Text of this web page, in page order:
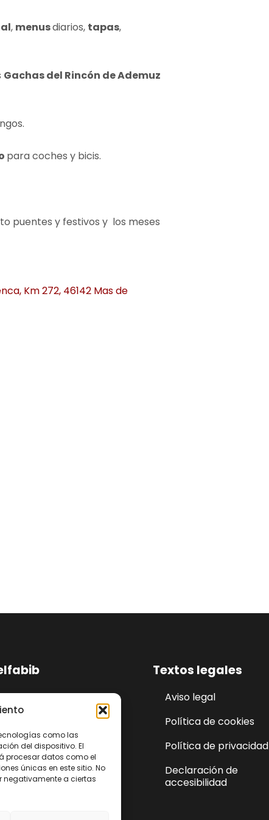
como las
del dispositivo. El
procesar datos como el
únicas en este sitio. No
negativamente a ciertas
, menusdiarios, tapas,
Gachas del Rincón de Ademuz
para coches y bicis.
puentes y festivos y los meses
Km 272, 46142 Mas de
Valencia, 46141
Textos legales
Aviso legal
Política de cookies
Política de privacidad
Declaración de
accesibilidad